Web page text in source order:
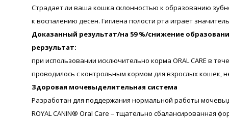
Страдает ли ваша кошка склонностью к образованию
к воспалению десен. Гигиена полости рта играет
Доказанный результат/на 59 %/снижение
рерзультат:
при использовании исключительно корма ORAL CARE в
проводилось с контрольным кормом для взрослых кошек,
Здоровая мочевыделительная система
Разработан для поддержания нормальной работы
ROYAL CANIN® Oral Care – тщательно сбалансированная